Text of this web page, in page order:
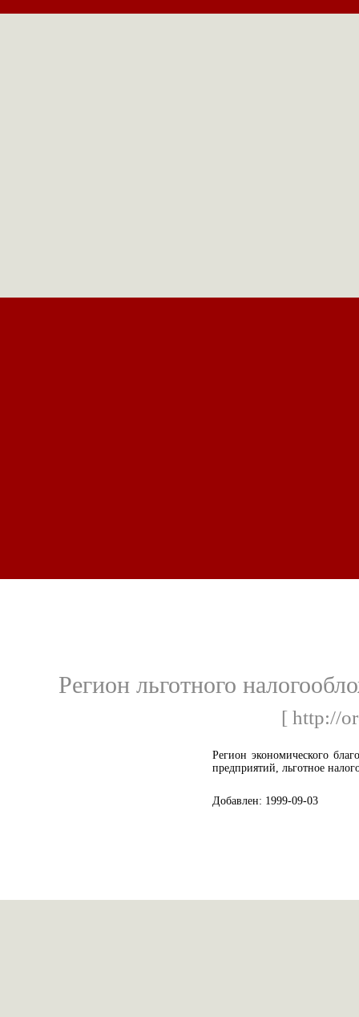
Регион льготного
[ http://
Регион экономического
предприятий, льготное
Добавлен: 1999-09-03